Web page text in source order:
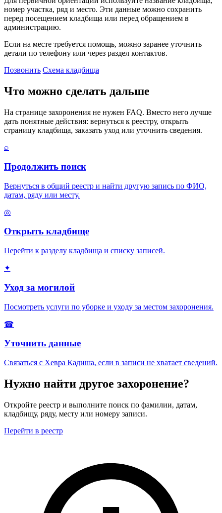
номер участка, ряд и место. Эти данные можно сохранить
перед посещением кладбища или перед обращением в
администрацию.
Если на месте требуется помощь, можно заранее уточнить
детали по телефону или через раздел контактов.
Позвонить Схема кладбища
Что можно сделать дальше
На странице захоронения не нужен FAQ. Вместо него лучше
дать понятные действия: вернуться к реестру, открыть
страницу кладбища, заказать уход или уточнить сведения.
⌕
Продолжить поиск
Вернуться в общий реестр и найти другую запись по ФИО,
датам, ряду или месту.
◎
Открыть кладбище
Перейти к разделу кладбища и списку записей.
✦
Уход за могилой
Посмотреть услуги по уборке и уходу за местом захоронения.
☎
Уточнить данные
Связаться с Хевра Кадиша, если в записи не хватает сведений.
Нужно найти другое захоронение?
Откройте реестр и выполните поиск по фамилии, датам,
кладбищу, ряду, месту или номеру записи.
Перейти в реестр